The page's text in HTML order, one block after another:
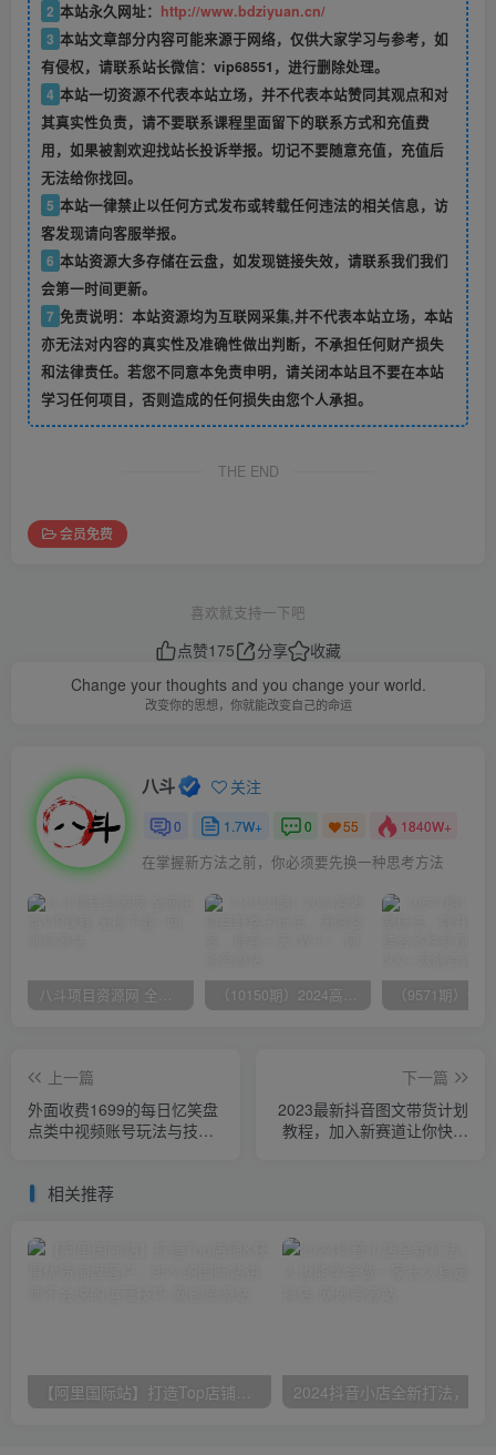
2 本站永久网址： http://www.bdziyuan.cn/
3 本站文章部分内容可能来源于网络，仅供大家学习与参考，如
有侵权，请联系站长微信：vip68551，进行删除处理。
4 本站一切资源不代表本站立场，并不代表本站赞同其观点和对
其真实性负责，请不要联系课程里面留下的联系方式和充值费
用，如果被割欢迎找站长投诉举报。切记不要随意充值，充值后
无法给你找回。
5 本站一律禁止以任何方式发布或转载任何违法的相关信息，访
客发现请向客服举报。
6 本站资源大多存储在云盘，如发现链接失效，请联系我们我们
会第一时间更新。
7 免责说明：本站资源均为互联网采集,并不代表本站立场，本站
亦无法对内容的真实性及准确性做出判断，不承担任何财产损失
和法律责任。若您不同意本免责申明，请关闭本站且不要在本站
学习任何项目，否则造成的任何损失由您个人承担。
THE END
会员免费
喜欢就支持一下吧
点赞175 分享
收藏
Change your thoughts and you change your world.
改变你的思想，你就能改变自己的命运
八斗 关注
0 1.7W+ 0 55 1840W+
在掌握新方法之前，你必须要先换一种思考方法
八斗项目资源网 全网正品VIP课程 无损下载~ （10150期）2024高考项目野路子玩法，无限裂变，最高一天1W＋！
上一篇
外面收费1699的每日忆笑盘
点类中视频账号玩法与技
下一篇
2023最新抖音图文带货计划
教程，加入新赛道让你快速
相关推荐
【阿里国际站】打造Top店铺&获得优质询盘客户，​95%的国际站讲师不会说的运营技巧